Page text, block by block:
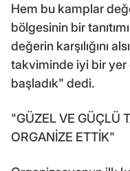
Hem bu kamplar
bölgesinin bir
değerin karşılığını
takviminde iyi bir
başladık" dedi.
"GÜZEL VE GÜÇLÜ
ORGANİZE ETTİK"